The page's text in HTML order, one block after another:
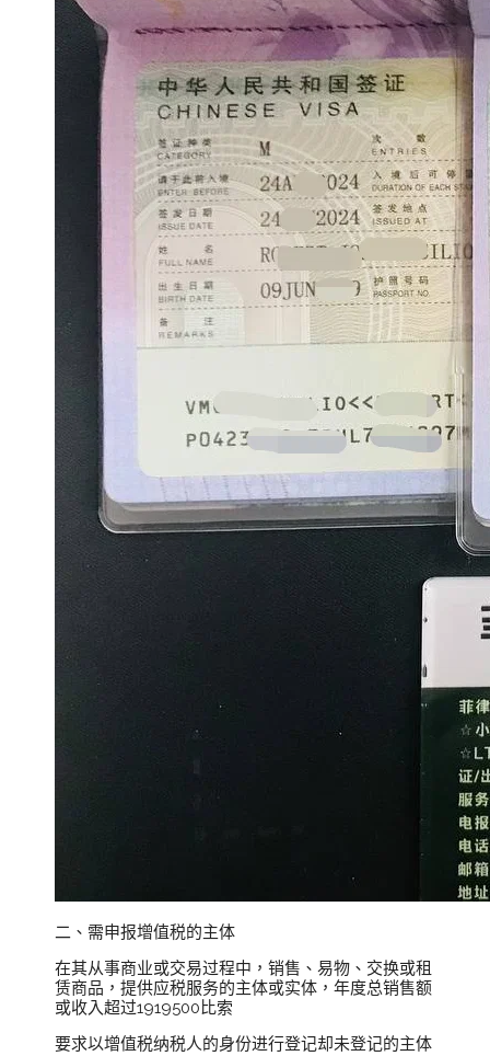
二、需申报增值税的主体
在其从事商业或交易过程中，销售、易物、交换或租
赁商品，提供应税服务的主体或实体，年度总销售额
或收入超过1919500比索
要求以增值税纳税人的身份进行登记却未登记的主体